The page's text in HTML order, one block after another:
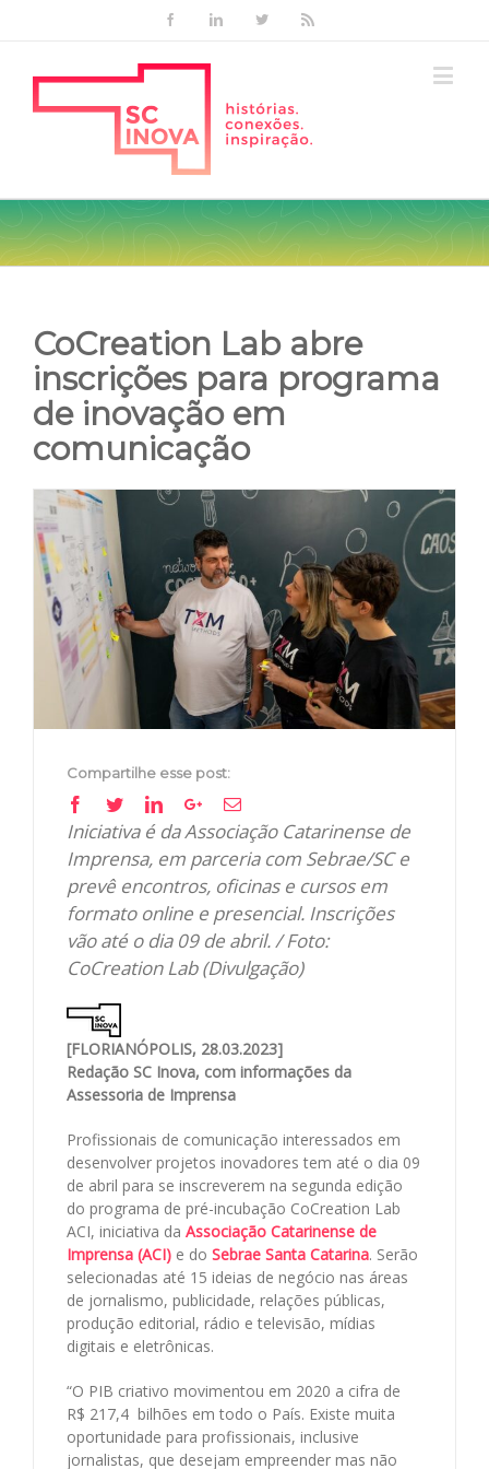
FacebookLinkedinTwitter
CoCreation Lab abre
inscrições para programa
de inovação em
comunicação
View
Larger
Image
Compartilhe esse post:
Facebook
TwitterLinkedinGoogle+Email
Iniciativa é da Associação Catarinense de
Imprensa, em parceria com Sebrae/SC e
prevê encontros, oficinas e cursos em
formato online e presencial. Inscrições
vão até o dia 09 de abril. / Foto:
CoCreation Lab (Divulgação)
[FLORIANÓPOLIS, 28.03.2023]
Redação SC Inova, com informações da
Assessoria de Imprensa
Profissionais de comunicação interessados em
desenvolver projetos inovadores tem até o dia 09
de abril para se inscreverem na segunda edição
do programa de pré-incubação CoCreation Lab
ACI, iniciativa da Associação Catarinense de
Imprensa (ACI) e do Sebrae Santa Catarina. Serão
selecionadas até 15 ideias de negócio nas áreas
de jornalismo, publicidade, relações públicas,
produção editorial, rádio e televisão, mídias
digitais e eletrônicas.
“O PIB criativo movimentou em 2020 a cifra de
R$ 217,4 bilhões em todo o País. Existe muita
oportunidade para profissionais, inclusive
jornalistas, que desejam empreender mas não